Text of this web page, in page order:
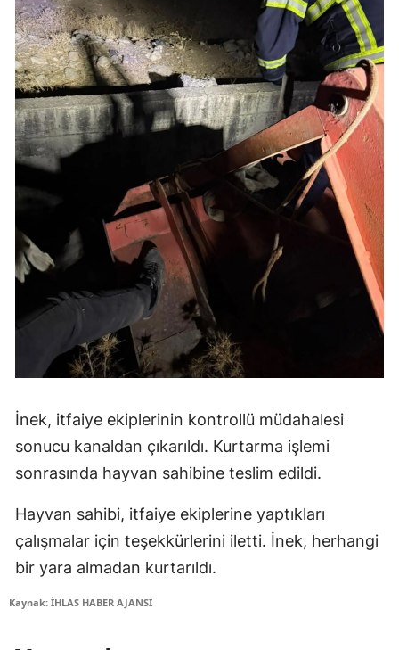
İnek, itfaiye ekiplerinin kontrollü müdahalesi
sonucu kanaldan çıkarıldı. Kurtarma işlemi
sonrasında hayvan sahibine teslim edildi.
Hayvan sahibi, itfaiye ekiplerine yaptıkları
çalışmalar için teşekkürlerini iletti. İnek, herhangi
bir yara almadan kurtarıldı.
Kaynak: İHLAS HABER AJANSI